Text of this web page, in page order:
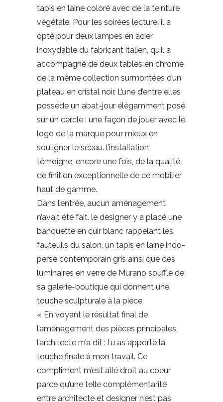
tapis en laine coloré avec de la teinture
végétale. Pour les soirées lecture, il a
opté pour deux lampes en acier
inoxydable du fabricant italien, qu’il a
accompagné de deux tables en chrome
de la même collection surmontées d’un
plateau en cristal noir. L’une d’entre elles
possède un abat-jour élégamment posé
sur un cercle : une façon de jouer avec le
logo de la marque pour mieux en
souligner le sceau. l’installation
témoigne, encore une fois, de la qualité
de finition exceptionnelle de ce mobilier
haut de gamme.
Dans l’entrée, aucun aménagement
n’avait été fait. le designer y a placé une
banquette en cuir blanc rappelant les
fauteuils du salon, un tapis en laine indo-
perse contemporain gris ainsi que des
luminaires en verre de Murano soufflé de
sa galerie-boutique qui donnent une
touche sculpturale à la pièce.
« En voyant le résultat final de
l’aménagement des pièces principales,
l’architecte m’a dit : tu as apporté la
touche finale à mon travail. Ce
compliment m’est allé droit au coeur
parce qu’une telle complémentarité
entre architecte et designer n’est pas